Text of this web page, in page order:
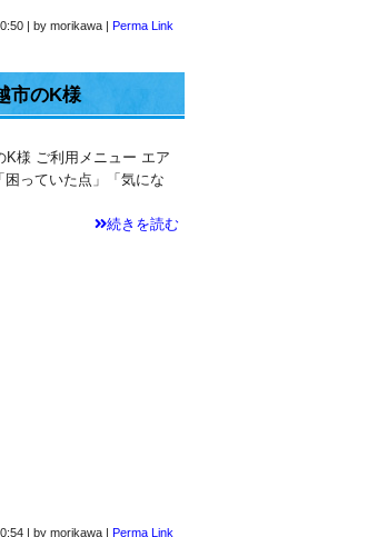
| by morikawa| Perma Link
市のK様
K様 ご利用メニュー エア
っていた点」「気にな
続きを読む
| by morikawa| Perma Link